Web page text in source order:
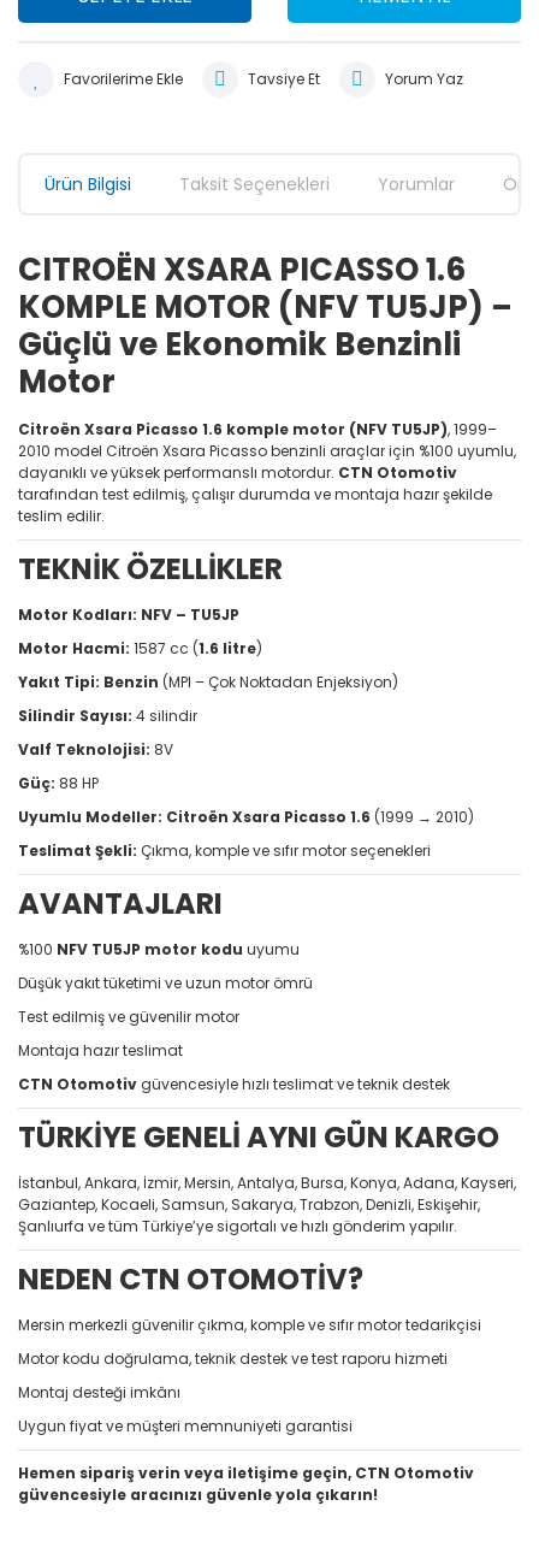
Tavsiye Et Yorum Yaz
Ürün Bilgisi Taksit Seçenekleri Yorumlar
CITROËN XSARA PICASSO 1.6
KOMPLE MOTOR (NFV TU5JP) –
Güçlü ve Ekonomik Benzinli
Motor
Citroën Xsara Picasso 1.6 komple motor (NFV TU5JP), 1999–
2010 model Citroën Xsara Picasso benzinli araçlar için %100 uyumlu,
dayanıklı ve yüksek performanslı motordur. CTN Otomotiv
tarafından test edilmiş, çalışır durumda ve montaja hazır şekilde
teslim edilir.
TEKNİK ÖZELLİKLER
Motor Kodları: NFV – TU5JP
Motor Hacmi: 1587 cc (1.6 litre)
Yakıt Tipi: Benzin (MPI – Çok Noktadan Enjeksiyon)
Silindir Sayısı: 4 silindir
Valf Teknolojisi: 8V
Güç: 88 HP
Uyumlu Modeller: Citroën Xsara Picasso 1.6 (1999 → 2010)
Teslimat Şekli: Çıkma, komple ve sıfır motor seçenekleri
AVANTAJLARI
%100 NFV TU5JP motor kodu uyumu
Düşük yakıt tüketimi ve uzun motor ömrü
Test edilmiş ve güvenilir motor
Montaja hazır teslimat
CTN Otomotivgüvencesiyle hızlı teslimat ve teknik destek
TÜRKİYE GENELİ AYNI GÜN KARGO
İstanbul, Ankara, İzmir, Mersin, Antalya, Bursa, Konya, Adana, Kayseri,
Gaziantep, Kocaeli, Samsun, Sakarya, Trabzon, Denizli, Eskişehir,
Şanlıurfa ve tüm Türkiye’ye sigortalı ve hızlı gönderim yapılır.
NEDEN CTN OTOMOTİV?
Mersin merkezli güvenilir çıkma, komple ve sıfır motor tedarikçisi
Motor kodu doğrulama, teknik destek ve test raporu hizmeti
Montaj desteği imkânı
Uygun fiyat ve müşteri memnuniyeti garantisi
Hemen sipariş verin veya iletişime geçin, CTN Otomotiv
güvencesiyle aracınızı güvenle yola çıkarın!